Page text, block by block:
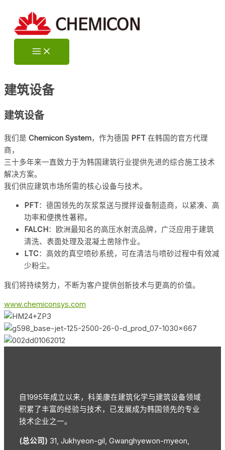
Main
Menu
建筑设备
建筑设备
我们是 Chemicon System，作为德国 PFT 在韩国的官方代理
商，
三十多年来一直致力于为韩国建筑行业提供先进的综合施工技术
解决方案。
我们供应建筑市场所需的核心设备与技术。
PFT：德国领先的灰浆泵送与搅拌设备制造商，以紧凑、高
功率和便携性著称。
FALCH：欧洲最知名的高压水射流品牌，广泛应用于建筑
清洗、表面处理及混凝土凿除作业。
LTC：高效的真空喷砂系统，可在清洁与喷砂过程中有效减
少粉尘。
我们将持续努力，不断为客户提供创新技术与更高的价值。
www.chemiconsys.com
自1995年成立以来，科美康在建筑化学与建筑设备领域
积累了丰富的经验与技术，已发展成为韩国领先的专业
技术企业之一。
(总公司) 31, Jukhyeon-gil, Gwanghyewon-myeon,